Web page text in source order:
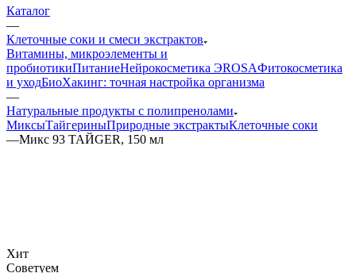
Каталог
—
Клеточные соки и смеси экстрактов
Витамины, микроэлементы и
пробиотикиПитаниеНейрокосметика ЭROSAФитокосметика
и уходБиоХакинг: точная настройка организма
—
Натуральные продукты с полипренолами
МиксыТайгериныПриродные экстрактыКлеточные соки
—Микс 93 ТАЙGER, 150 мл
Хит
Советуем